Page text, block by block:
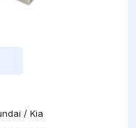
/ Kia